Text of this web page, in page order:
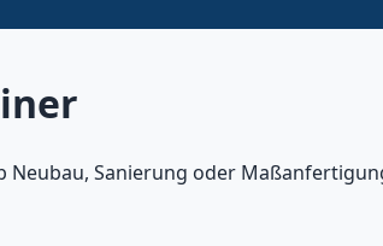
Neubau, Sanierung oder